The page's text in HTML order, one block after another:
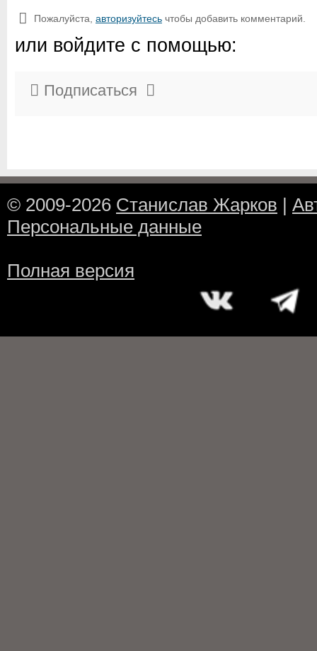
Пожалуйста, авторизуйтесь чтобы добавить комментарий.
или войдите с помощью:
Подписаться
© 2009-2026 Станислав Жарков |
Персональные данные
Полная версия